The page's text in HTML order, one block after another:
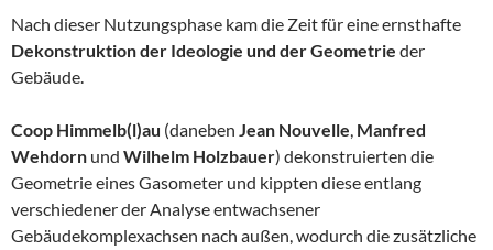
Nach dieser Nutzungsphase kam die Zeit für eine ernsthafte
Dekonstruktion der Ideologie und der Geometrie der
Gebäude.
Coop Himmelb(l)au (daneben Jean Nouvelle, Manfred
Wehdorn und Wilhelm Holzbauer) dekonstruierten die
Geometrie eines Gasometer und kippten diese entlang
verschiedener der Analyse entwachsener
Gebäudekomplexachsen nach außen, wodurch die zusätzliche